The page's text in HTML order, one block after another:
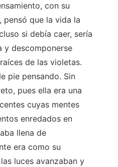
con su
pensó que la vida la
si debía caer, sería
y descomponerse
de las violetas.
pie pensando. Sin
pues ella era una
cuyas mentes
enredados en
llena de
era como su
luces avanzaban y